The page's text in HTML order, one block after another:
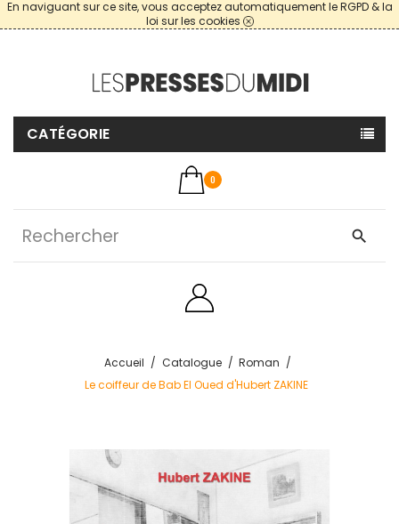
En naviguant sur ce site, vous acceptez automatiquement le RGPD & la
loi sur les cookies
CATÉGORIE
0
search
Accueil Catalogue
Roman
Le coiffeur de Bab El Oued d'Hubert ZAKINE